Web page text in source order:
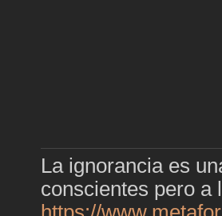
La ignorancia es
conscientes pero a